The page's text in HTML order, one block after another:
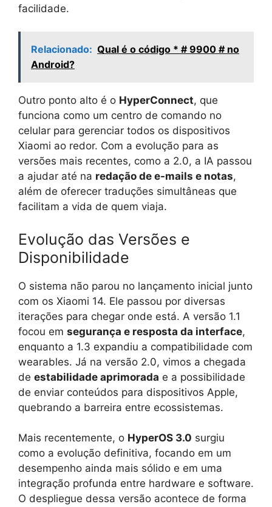
facilidade.
Relacionado: Qual é o código * # 9900 # no
Android?
Outro ponto alto é o HyperConnect, que
funciona como um centro de comando no
celular para gerenciar todos os dispositivos
Xiaomi ao redor. Com a evolução para as
versões mais recentes, como a 2.0, a IA passou
a ajudar até na redação de e-mails e notas,
além de oferecer traduções simultâneas que
facilitam a vida de quem viaja.
Evolução das Versões e
Disponibilidade
O sistema não parou no lançamento inicial junto
com os Xiaomi 14. Ele passou por diversas
iterações para chegar onde está. A versão 1.1
focou em segurança e resposta da interface,
enquanto a 1.3 expandiu a compatibilidade com
wearables. Já na versão 2.0, vimos a chegada
de estabilidade aprimorada e a possibilidade
de enviar conteúdos para dispositivos Apple,
quebrando a barreira entre ecossistemas.
Mais recentemente, o HyperOS 3.0 surgiu
como a evolução definitiva, focando em um
desempenho ainda mais sólido e em uma
integração profunda entre hardware e software.
O despliegue dessa versão acontece de forma